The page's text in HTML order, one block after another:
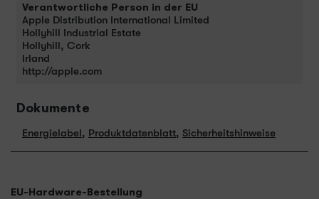
Verantwortliche Person in der EU
Apple Distribution International Limited
Hollyhill Industrial Estate
Hollyhill, Cork
Irland
http://apple.com
Dokumente
Energielabel, Produktdatenblatt, Sicherheitshinweise
EU-Hardware-Bestellung